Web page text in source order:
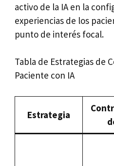
activo de la IA en la
experiencias de los
punto de interés focal.
Tabla de Estrategias de
Paciente con IA
Estrategia